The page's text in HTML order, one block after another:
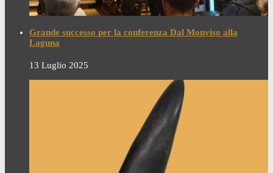
Grande successo per la conferenza Dal Monviso alla
Laguna
13 Luglio 2025